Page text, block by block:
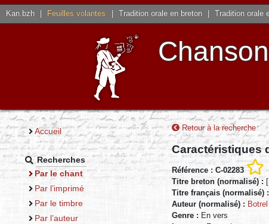
Kan.bzh Feuilles volantes Tradition orale en breton Tradition orale
Accueil
Recherches
Par le chant
Par l’imprimé
Par le timbre
Par l’auteur
Retour à la recherche
Caractéristiques
Référence : C-02283
Titre breton (normalisé) :
Titre français (normalisé) :
Auteur (normalisé) :
Genre : En vers